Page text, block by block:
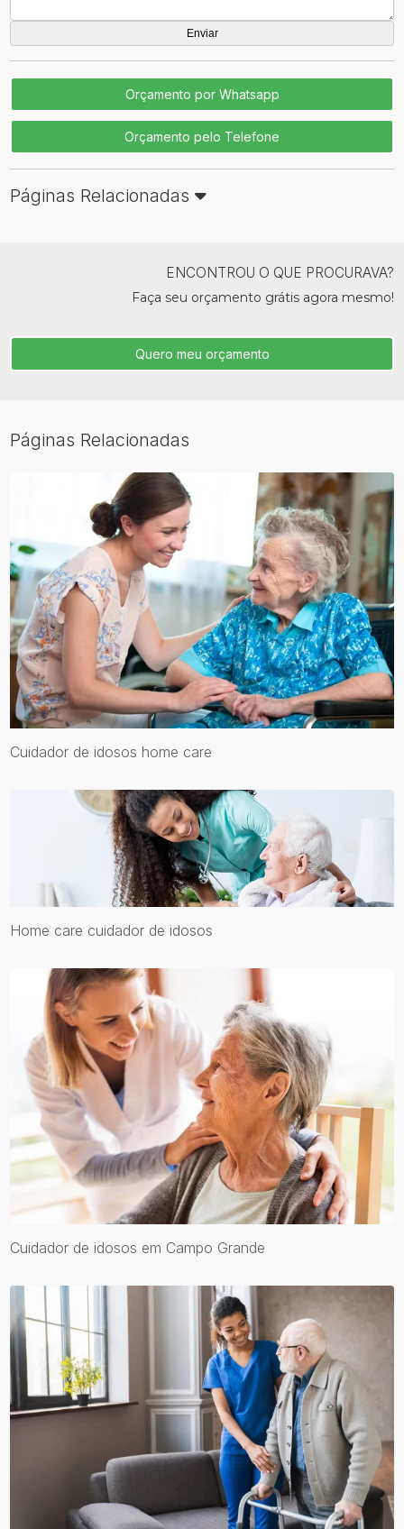
Orçamento por Whatsapp
Orçamento pelo Telefone
Páginas Relacionadas
ENCONTROU O QUE PROCURAVA?
Faça seu orçamento grátis agora mesmo!
Quero meu orçamento
Páginas Relacionadas
Cuidador de idosos home care
Home care cuidador de idosos
Cuidador de idosos em Campo Grande